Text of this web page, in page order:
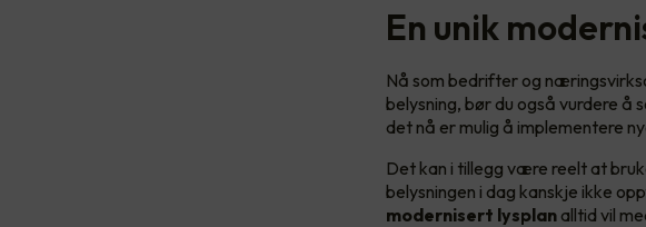
En unik
Nå som bedrifter og
belysning, bør du også vurdere å
det nå er mulig å implementere
Det kan i tillegg være reelt at
belysningen i dag kanskje ikke
modernisert lysplan alltid vil